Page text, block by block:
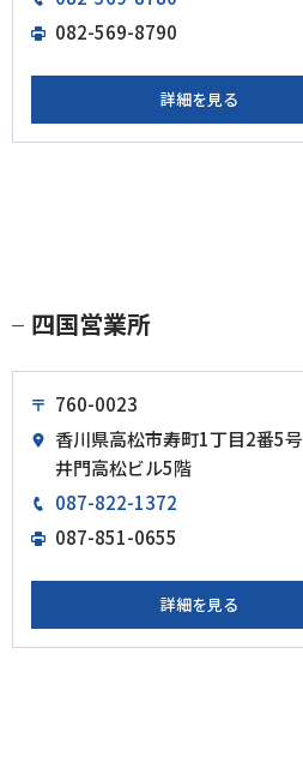
082-569-8790
詳細を見る
四国営業所
760-0023
香川県高松市寿町1丁目2番5号
井門高松ビル5階
087-822-1372
087-851-0655
詳細を見る